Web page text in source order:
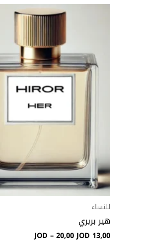
للنساء
هير بربري
13,00
JOD –20,00JOD
نطاق
السعر:
خلال
هناك
العديد
الأشكال
المختلفة
لهذا
المنتج.
يمكن
اختيار
الخيارات
المنتج